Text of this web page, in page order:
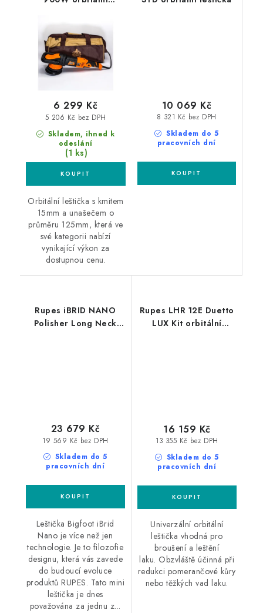
Skladem, ihned k
odeslání
(1 ks)
5 206 Kč bez DPH
6 299 Kč
Orbitální leštička s kmitem
15mm a unašečem o
průměru 125mm, která ve
své kategorii nabízí
vynikající výkon za
dostupnou cenu.
Skladem do 5
pracovních dní
8 321 Kč bez DPH
10 069 Kč
Rupes iBRID NANO
Polisher Long Neck
Skladem do 5
pracovních dní
19 569 Kč bez DPH
23 679 Kč
Leštička Bigfoot iBrid
Nano je více než jen
technologie. Je to filozofie
designu, která vás zavede
do budoucí evoluce
produktů RUPES. Tato mini
leštička je dnes
považována za jednu z...
Rupes LHR 12E Duetto
LUX Kit orbitální
Skladem do 5
pracovních dní
13 355 Kč bez DPH
16 159 Kč
Univerzální orbitální
leštička vhodná pro
broušení a leštění
laku. Obzvláště účinná při
redukci pomerančové kůry
nebo těžkých vad laku.